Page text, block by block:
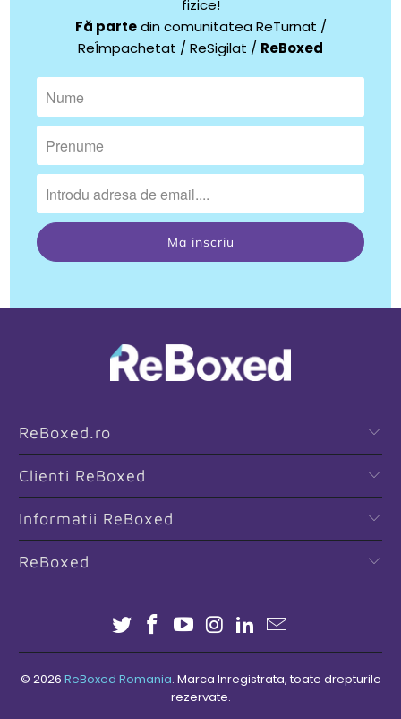
fizice!
Fă partedin comunitatea ReTurnat /
ReÎmpachetat / ReSigilat / ReBoxed
ReBoxed.ro
Clienti ReBoxed
Informatii ReBoxed
ReBoxed
© 2026 ReBoxed Romania. Marca Inregistrata, toate drepturile
rezervate.